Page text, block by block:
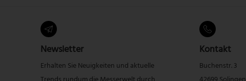
Newsletter
Erhalten Sie Neuigkeiten und aktuelle
Kontakt
Buchenstr. 3